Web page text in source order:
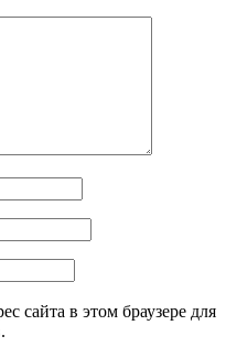
сайта в этом браузере для